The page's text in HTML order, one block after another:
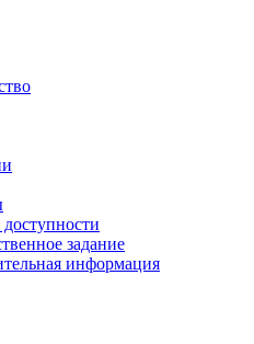
задание
информация